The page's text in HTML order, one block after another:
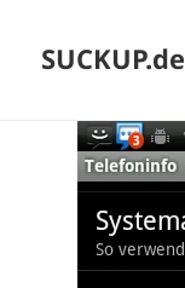
SUCKUP.de